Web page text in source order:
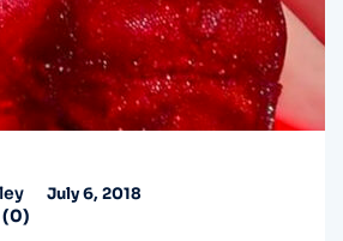
July 6, 2018
0)